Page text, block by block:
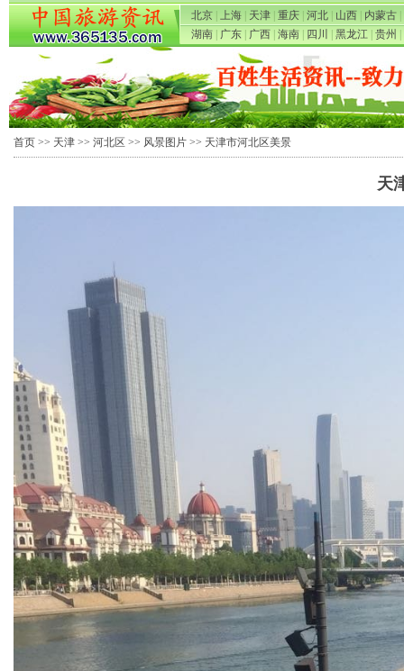
北京 上海 天津 重庆 河北 山西 内蒙古
湖南
广东 广西 海南 四川 黑龙江 贵州
首页 >> 天津 >> 河北区 >> 风景图片 >> 天津市河北区美景
天